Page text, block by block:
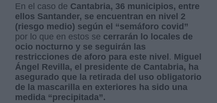
En el caso de Cantabria, 36 municipios, entre
ellos Santander, se encuentran en nivel 2
(riesgo medio) según el “semáforo covid”
por lo que en estos se cerrarán lo locales de
ocio nocturno y se seguirán las
restricciones de aforo para este nivel . Miguel
Ángel Revilla, el presidente de Cantabria, ha
asegurado que la retirada del uso obligatorio
de la mascarilla en exteriores ha sido una
medida “precipitada”.